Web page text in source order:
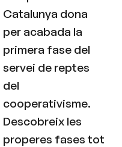
Catalunya dona
per acabada la
primera fase del
servei de reptes
del
cooperativisme.
Descobreix les
properes fases tot